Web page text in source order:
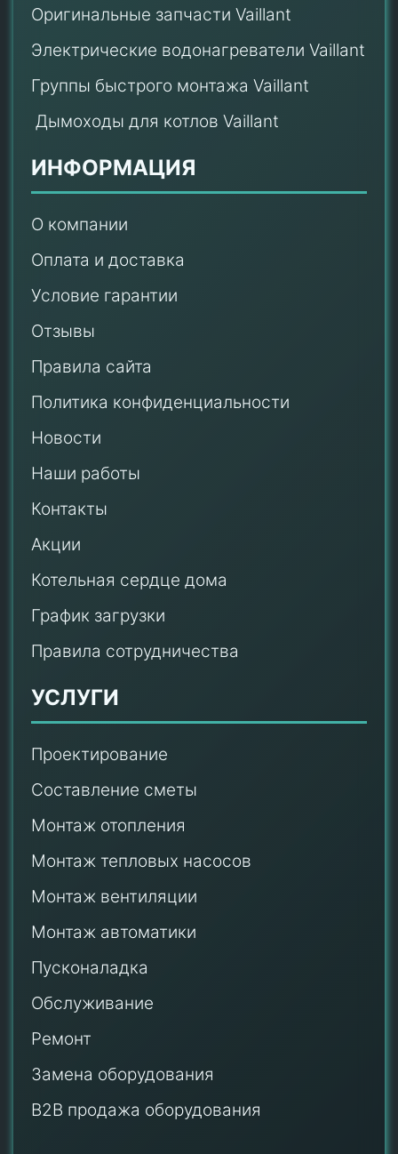
Оригинальные запчасти Vaillant
Электрические водонагреватели Vaillant
Группы быстрого монтажа Vaillant
Дымоходы для котлов Vaillant
ИНФОРМАЦИЯ
О компании
Оплата и доставка
Условие гарантии
Отзывы
Правила сайта
Политика конфиденциальности
Новости
Наши работы
Контакты
Акции
Котельная сердце дома
График загрузки
Правила сотрудничества
УСЛУГИ
Проектирование
Составление сметы
Монтаж отопления
Монтаж тепловых насосов
Монтаж вентиляции
Монтаж автоматики
Пусконаладка
Обслуживание
Ремонт
Замена оборудования
B2B продажа оборудования